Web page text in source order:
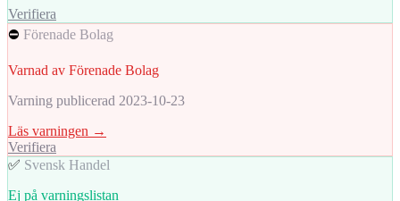
Verifiera
⛔ Förenade Bolag
Varnad av Förenade Bolag
Varning publicerad 2023-10-23
Läs varningen →
Verifiera
✅ Svensk Handel
Ej på varningslistan